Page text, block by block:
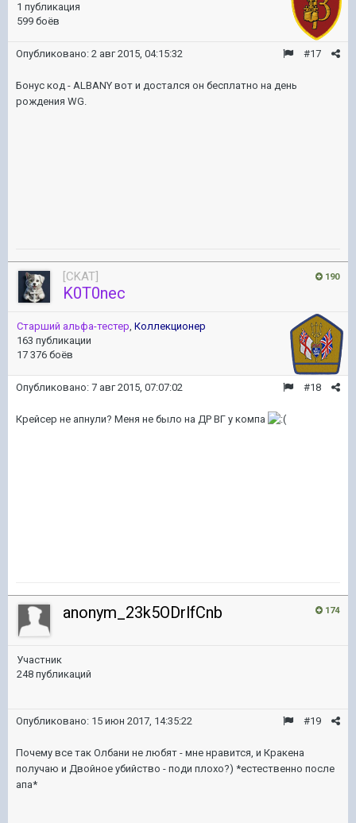
1 публикация
599 боёв
#17
Опубликовано: 2 авг 2015, 04:15:32
Бонус код - ALBANY вот и достался он бесплатно на день
рождения WG.
190
[CKAT]
K0T0nec
Старший альфа-тестер Коллекционер
163 публикации
17 376 боёв
#18
Опубликовано: 7 авг 2015, 07:07:02
Крейсер не апнули? Меня не было на ДР ВГ у компа
174
anonym_23k5ODrlfCnb
Участник
248 публикаций
#19
Опубликовано: 15 июн 2017, 14:35:22
Почему все так Олбани не любят - мне нравится, и Кракена
получаю и Двойное убийство - поди плохо?) *естественно после
апа*